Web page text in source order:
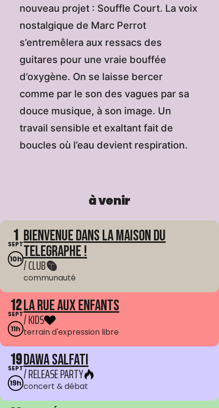
nouveau projet : Souffle Court. La voix
nostalgique de Marc Perrot
s’entremêlera aux ressacs des
guitares pour une vraie bouffée
d’oxygène. On se laisse bercer
comme par le son des vagues par sa
douce musique, à son image. Un
travail sensible et exaltant fait de
boucles où l’eau devient respiration.
à venir
1
SEPT
10h
Bienvenue dans La Maison du
Telegraphe !
/ CLUB
communauté
12
SEPT
11h
La Rue aux enfants
/ KIDS
terrain d'expression libre
19
SEPT
19h
Dawa Salfati
/ RELEASE PARTY
concert & débat